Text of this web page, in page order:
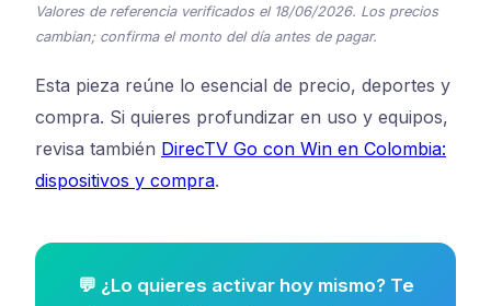
Valores de referencia verificados el 18/06/2026. Los precios
cambian; confirma el monto del día antes de pagar.
Esta pieza reúne lo esencial de precio, deportes y
compra. Si quieres profundizar en uso y equipos,
revisa también DirecTV Go con Win en Colombia:
dispositivos y compra.
💬 ¿Lo quieres activar hoy mismo? Te